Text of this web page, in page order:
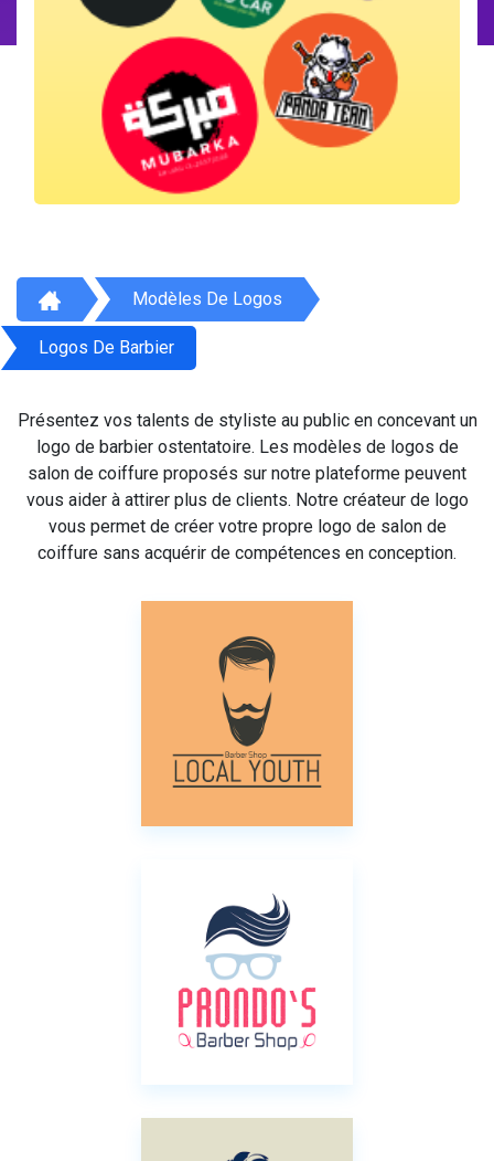
Modèles De Logos
Logos De Barbier
Présentez vos talents de styliste au public en concevant un
logo de barbier ostentatoire. Les modèles de logos de
salon de coiffure proposés sur notre plateforme peuvent
vous aider à attirer plus de clients. Notre créateur de logo
vous permet de créer votre propre logo de salon de
coiffure sans acquérir de compétences en conception.